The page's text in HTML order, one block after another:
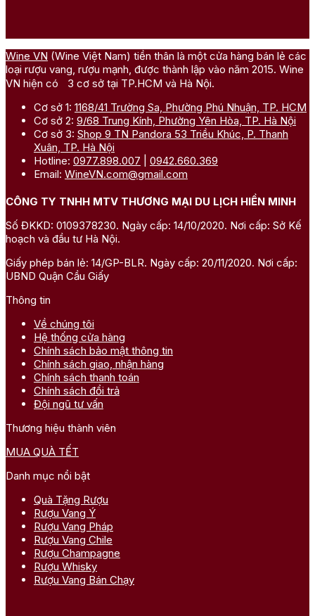
bật của Uco Valley, bên cạnh đó còn có Sauvignon Blanc
và Sémillon.
Hương vị đặc trưng:Vang trắng Uco Valley mang hương
khoáng chất đặc trưng.
Cấu trúc rượu:Rượu có độ axit tự nhiên cao, thân rượu
cân bằng, mang lại cảm giác tươi sáng và thanh lịch. Một
số dòng Chardonnay ủ gỗ sồi có thêm độ phức hợp và
chiều sâu hương vị.
Wine VN (Wine Việt Nam) tiền thân là một cửa hàng bán lẻ các
loại rượu vang, rượu mạnh, được thành lập vào năm 2015. Wine
VN hiện có 3 cơ sở tại TP.HCM và Hà Nội.
Cơ sở 1: 1168/41 Trường Sa, Phường Phú Nhuận, TP. HCM
Cơ sở 2: 9/68 Trung Kính, Phường Yên Hòa, TP. Hà Nội
Cơ sở 3: Shop 9 TN Pandora 53 Triều Khúc, P. Thanh
Xuân, TP. Hà Nội
Hotline: 0977.898.007
0942.660.369
Email: WineVN.com@gmail.com
CÔNG TY TNHH MTV THƯƠNG MẠI DU LỊCH HIỀN MINH
Số ĐKKD: 0109378230. Ngày cấp: 14/10/2020. Nơi cấp: Sở Kế
hoạch và đầu tư Hà Nội.
Giấy phép bán lẻ: 14/GP-BLR. Ngày cấp: 20/11/2020. Nơi cấp:
UBND Quận Cầu Giấy
Thông tin
Về chúng tôi
Hệ thống cửa hàng
Chính sách bảo mật thông tin
Chính sách giao, nhận hàng
Chính sách thanh toán
Chính sách đổi trả
Đội ngũ tư vấn
Thương hiệu thành viên
MUA QUÀ TẾT
Danh mục nổi bật
Quà Tặng Rượu
Rượu Vang Ý
Rượu Vang Pháp
Rượu Vang Chile
Rượu Champagne
Rượu Whisky
Rượu Vang Bán Chạy